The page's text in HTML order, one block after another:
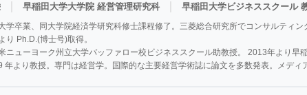
早稲田大学大学院 経営管理研究科 早稲田大学ビジネススクール
学卒業、同大学院経済学研究科修士課程修了。三菱総合研究所でコンサルティ
り Ph.D.(博士号)取得。
ニューヨーク州立大学バッファロー校ビジネススクール助教授。 2013年より早
年より教授。専門は経営学。国際的な主要経営学術誌に論文を多数発表。メディ